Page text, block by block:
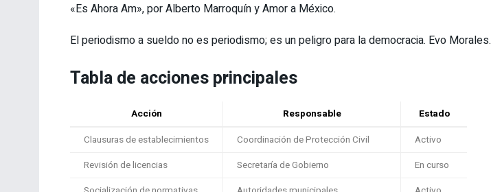
«Es Ahora Am», por Alberto Marroquín y Amor a México.
El periodismo a sueldo no es periodismo; es un peligro para la democracia. Evo Morales.
Tabla de acciones principales
Acción Responsable
Estado
Clausuras de establecimientos
Coordinación de Protección Civil
Activo
Revisión de licencias
Secretaría de Gobierno
En curso